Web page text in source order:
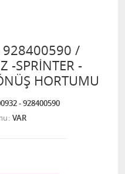
/
-SPRİNTER -
HORTUMU
- 928400590
VAR